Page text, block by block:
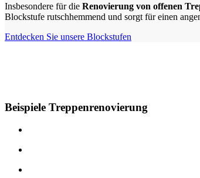
Insbesondere für die Renovierung von offenen
Blockstufe rutschhemmend und sorgt für einen
Entdecken Sie unsere Blockstufen
Beispiele Treppenrenovierung